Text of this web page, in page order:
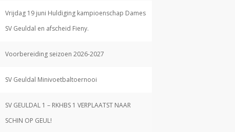
Vrijdag 19 juni Huldiging kampioenschap Dames
SV Geuldal en afscheid Fieny.
Voorbereiding seizoen 2026-2027
SV Geuldal Minivoetbaltoernooi
SV GEULDAL 1 – RKHBS 1 VERPLAATST NAAR
SCHIN OP GEUL!